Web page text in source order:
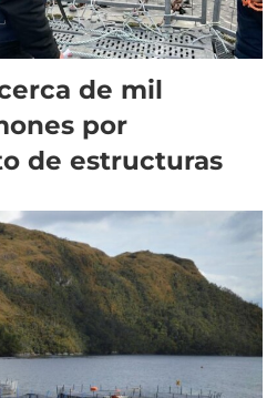
de mil
por
de estructuras